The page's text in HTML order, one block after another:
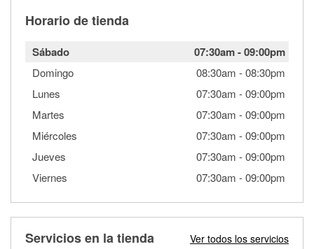
Horario de tienda
Sábado 07:30am-09:00pm
Domingo 08:30am -08:30pm
Lunes
07:30am -09:00pm
Martes
07:30am -09:00pm
Miércoles
07:30am -09:00pm
Jueves
07:30am -09:00pm
Viernes
07:30am -09:00pm
Servicios en la tienda Ver todos los servicios